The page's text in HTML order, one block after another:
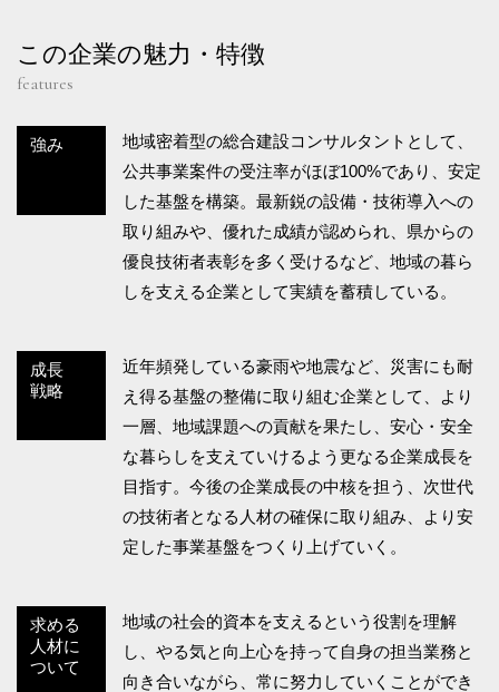
この企業の魅力・特徴
features
強み
地域密着型の総合建設コンサルタントとして、
公共事業案件の受注率がほぼ100%であり、安定
した基盤を構築。最新鋭の設備・技術導入への
取り組みや、優れた成績が認められ、県からの
優良技術者表彰を多く受けるなど、地域の暮ら
しを支える企業として実績を蓄積している。
成長
戦略
近年頻発している豪雨や地震など、災害にも耐
え得る基盤の整備に取り組む企業として、より
一層、地域課題への貢献を果たし、安心・安全
な暮らしを支えていけるよう更なる企業成長を
目指す。今後の企業成長の中核を担う、次世代
の技術者となる人材の確保に取り組み、より安
定した事業基盤をつくり上げていく。
求める
人材に
ついて
地域の社会的資本を支えるという役割を理解
し、やる気と向上心を持って自身の担当業務と
向き合いながら、常に努力していくことができ